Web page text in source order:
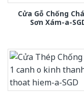
Cửa Gỗ Chống
Sơn Xám-a-